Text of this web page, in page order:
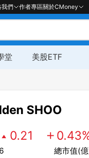
我們 作者專區關於CMoney
堂 美股ETF
SHOO
0.21 0.43
總市值(